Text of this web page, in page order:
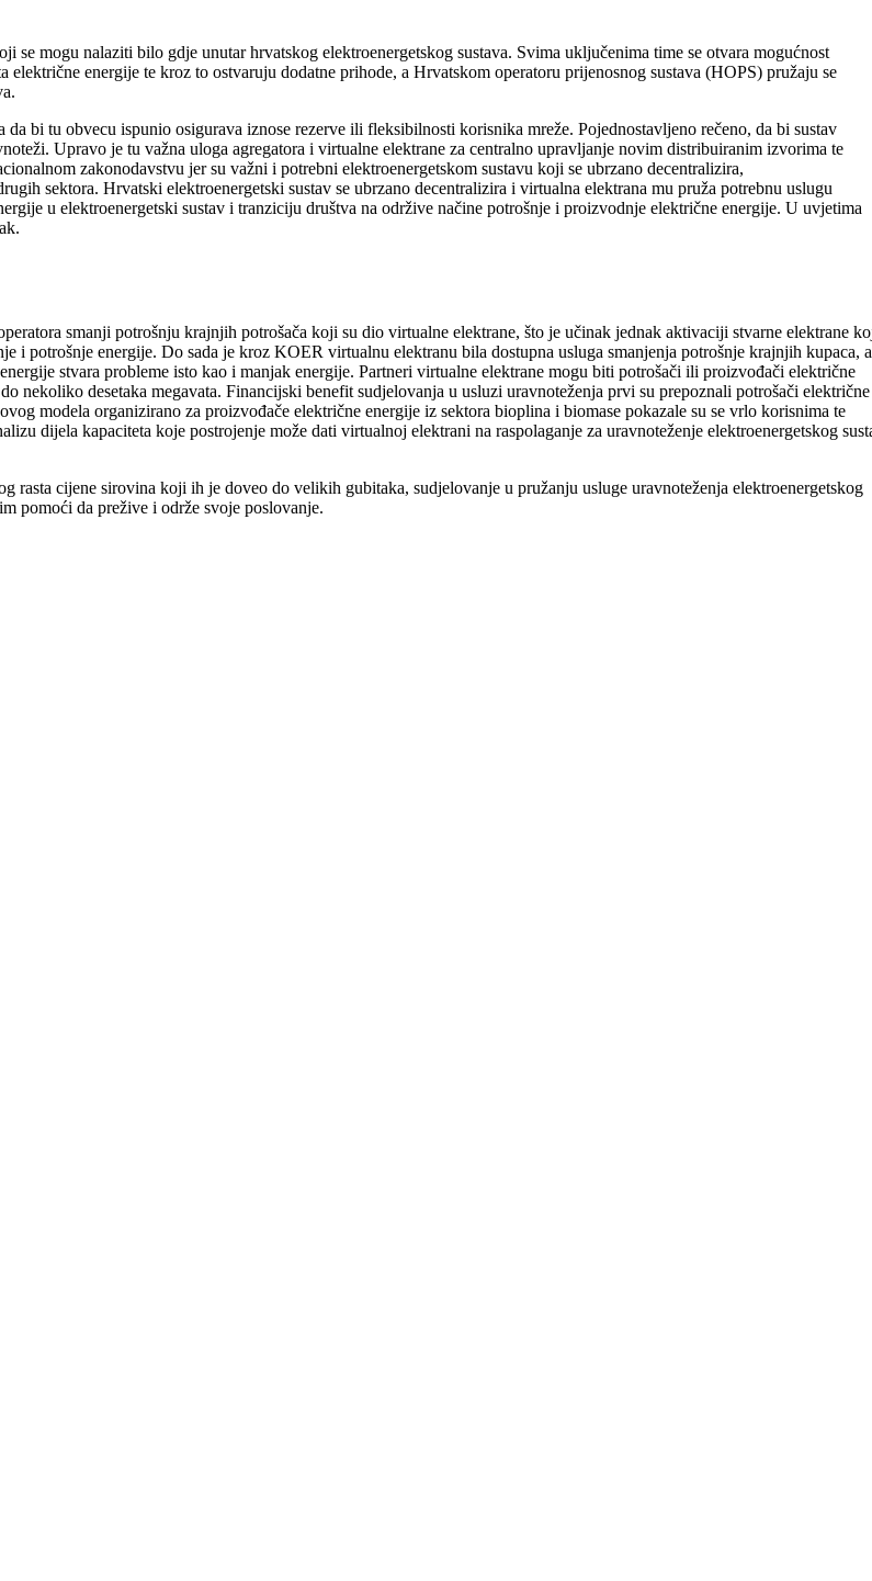
mogu nalaziti bilo gdje unutar hrvatskog elektroenergetskog sustava. Svima uključenima time se otvara mogućnost
energije te kroz to ostvaruju dodatne prihode, a Hrvatskom operatoru prijenosnog sustava (HOPS) pružaju se
bi tu obvecu ispunio osigurava iznose rezerve ili fleksibilnosti korisnika mreže. Pojednostavljeno rečeno, da bi sustav
Upravo je tu važna uloga agregatora i virtualne elektrane za centralno upravljanje novim distribuiranim izvorima te
zakonodavstvu jer su važni i potrebni elektroenergetskom sustavu koji se ubrzano decentralizira,
sektora. Hrvatski elektroenergetski sustav se ubrzano decentralizira i virtualna elektrana mu pruža potrebnu uslugu
u elektroenergetski sustav i tranziciju društva na održive načine potrošnje i proizvodnje električne energije. U uvjetima
smanji potrošnju krajnjih potrošača koji su dio virtualne elektrane, što je učinak jednak aktivaciji stvarne elektrane
i potrošnje energije. Do sada je kroz KOER virtualnu elektranu bila dostupna usluga smanjenja potrošnje krajnjih kupaca, a
stvara probleme isto kao i manjak energije. Partneri virtualne elektrane mogu biti potrošači ili proizvođači električne
desetaka megavata. Financijski benefit sudjelovanja u usluzi uravnoteženja prvi su prepoznali potrošači električne
modela organizirano za proizvođače električne energije iz sektora bioplina i biomase pokazale su se vrlo korisnima te
dijela kapaciteta koje postrojenje može dati virtualnoj elektrani na raspolaganje za uravnoteženje elektroenergetskog
cijene sirovina koji ih je doveo do velikih gubitaka, sudjelovanje u pružanju usluge uravnoteženja elektroenergetskog
pomoći da prežive i održe svoje poslovanje.